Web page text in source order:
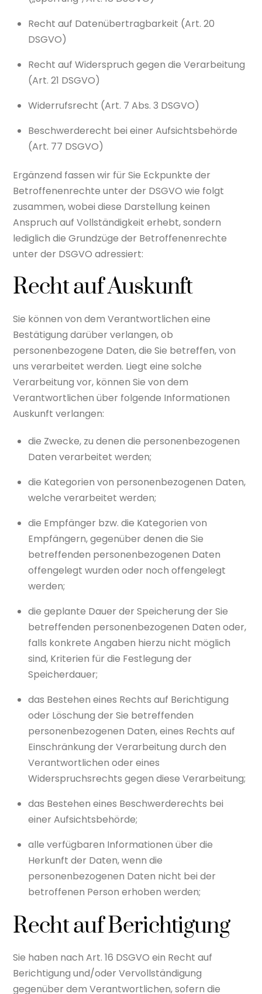
Recht auf Datenübertragbarkeit (Art. 20
DSGVO)
Recht auf Widerspruch gegen die Verarbeitung
(Art. 21 DSGVO)
Widerrufsrecht (Art. 7 Abs. 3 DSGVO)
Beschwerderecht bei einer Aufsichtsbehörde
(Art. 77 DSGVO)
Ergänzend fassen wir für Sie Eckpunkte der
Betroffenenrechte unter der DSGVO wie folgt
zusammen, wobei diese Darstellung keinen
Anspruch auf Vollständigkeit erhebt, sondern
lediglich die Grundzüge der Betroffenenrechte
unter der DSGVO adressiert:
Recht auf Auskunft
Sie können von dem Verantwortlichen eine
Bestätigung darüber verlangen, ob
personenbezogene Daten, die Sie betreffen, von
uns verarbeitet werden. Liegt eine solche
Verarbeitung vor, können Sie von dem
Verantwortlichen über folgende Informationen
Auskunft verlangen:
die Zwecke, zu denen die personenbezogenen
Daten verarbeitet werden;
die Kategorien von personenbezogenen Daten,
welche verarbeitet werden;
die Empfänger bzw. die Kategorien von
Empfängern, gegenüber denen die Sie
betreffenden personenbezogenen Daten
offengelegt wurden oder noch offengelegt
werden;
die geplante Dauer der Speicherung der Sie
betreffenden personenbezogenen Daten oder,
falls konkrete Angaben hierzu nicht möglich
sind, Kriterien für die Festlegung der
Speicherdauer;
das Bestehen eines Rechts auf Berichtigung
oder Löschung der Sie betreffenden
personenbezogenen Daten, eines Rechts auf
Einschränkung der Verarbeitung durch den
Verantwortlichen oder eines
Widerspruchsrechts gegen diese Verarbeitung;
das Bestehen eines Beschwerderechts bei
einer Aufsichtsbehörde;
alle verfügbaren Informationen über die
Herkunft der Daten, wenn die
personenbezogenen Daten nicht bei der
betroffenen Person erhoben werden;
Recht auf Berichtigung
Sie haben nach Art. 16 DSGVO ein Recht auf
Berichtigung und/oder Vervollständigung
gegenüber dem Verantwortlichen, sofern die